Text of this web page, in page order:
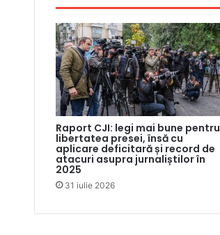
Raport CJI: legi mai bune pentru
libertatea presei, însă cu
aplicare deficitară și record de
atacuri asupra jurnaliștilor în
2025
31 iulie 2026